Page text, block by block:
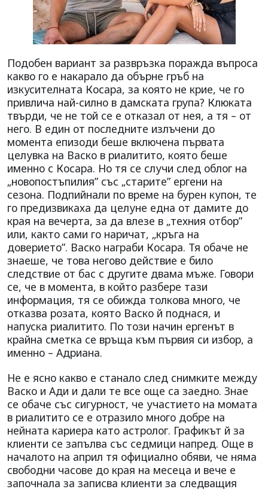
Подобен вариант за развръзка поражда въпроса
какво го е накарало да обърне гръб на
изкусителната Косара, за която не крие, че го
привлича най-силно в дамската група? Клюката
твърди, че не той се е отказал от нея, а тя – от
него. В един от последните излъчени до
момента епизоди беше включена първата
целувка на Васко в риалитито, която беше
именно с Косара. Но тя се случи след облог на
„новопостъпилия” със „старите” ергени на
сезона. Подпийнали по време на бурен купон, те
го предизвикаха да целуне една от дамите до
края на вечерта, за да влезе в „техния отбор”
или, както сами го наричат, „кръга на
доверието”. Васко награби Косара. Тя обаче не
знаеше, че това негово действие е било
следствие от бас с другите двама мъже. Говори
се, че в момента, в който разбере тази
информация, тя се обижда толкова много, че
отказва розата, която Васко й поднася, и
напуска риалитито. По този начин ергенът в
крайна сметка се връща към първия си избор, а
именно – Адриана.
Не е ясно какво е станало след снимките между
Васко и Ади и дали те все още са заедно. Знае
се обаче със сигурност, че участието на момата
в риалитито се е отразило много добре на
нейната кариера като астролог. Графикът й за
клиенти се запълва със седмици напред. Още в
началото на април тя официално обяви, че няма
свободни часове до края на месеца и вече е
започнала за записва клиенти за следващия